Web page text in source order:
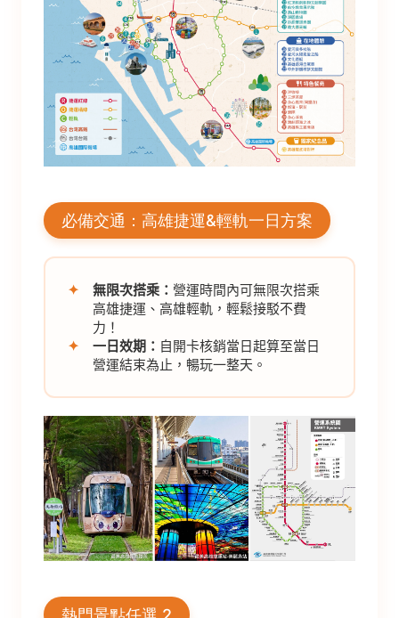
必備交通：高雄捷運&輕軌一日方案
✦ 無限次搭乘： 營運時間內可無限次搭乘
高雄捷運、高雄輕軌，輕鬆接駁不費
力！
✦
一日效期： 自開卡核銷當日起算至當日
營運結束為止，暢玩一整天。